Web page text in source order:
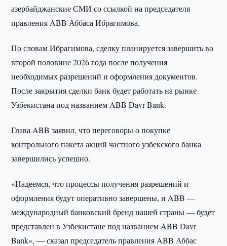
азербайджанские СМИ со ссылкой на председателя
правления ABB Аббаса Ибрагимова.
По словам Ибрагимова, сделку планируется завершить во
второй половине 2026 года после получения
необходимых разрешений и оформления документов.
После закрытия сделки банк будет работать на рынке
Узбекистана под названием ABB Davr Bank.
Глава ABB заявил, что переговоры о покупке
контрольного пакета акций частного узбекского банка
завершились успешно.
«Надеемся, что процессы получения разрешений и
оформления будут оперативно завершены, и ABB —
международный банковский бренд нашей страны — будет
представлен в Узбекистане под названием ABB Davr
Bank», — сказал председатель правления ABB Аббас